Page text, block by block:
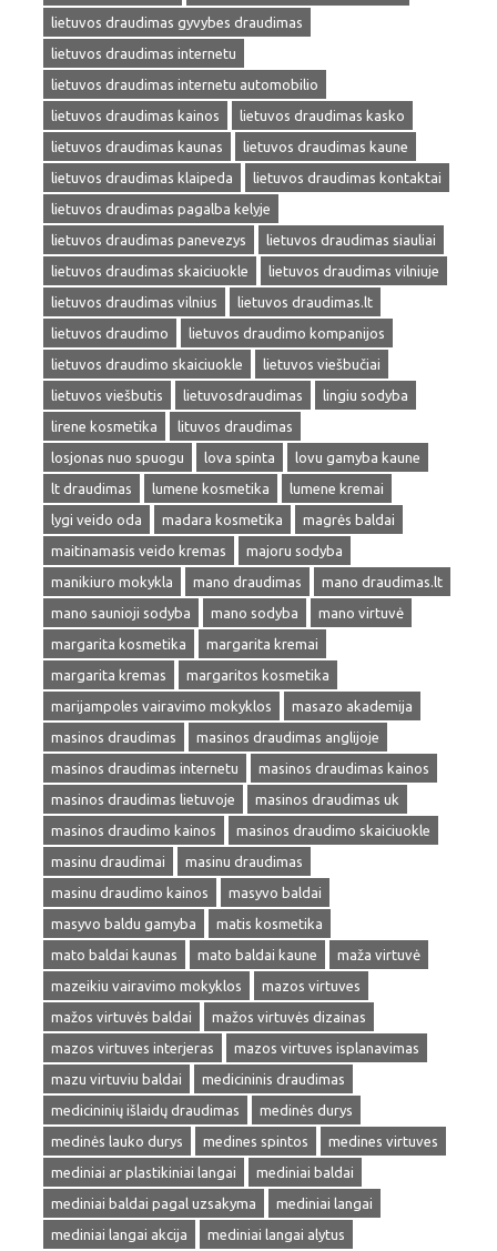
lietuvos draudimas gyvybes draudimas
lietuvos draudimas internetu
lietuvos draudimas internetu automobilio
lietuvos draudimas kainos
lietuvos draudimas kasko
lietuvos draudimas kaunas
lietuvos draudimas kaune
lietuvos draudimas klaipeda
lietuvos draudimas kontaktai
lietuvos draudimas pagalba kelyje
lietuvos draudimas panevezys
lietuvos draudimas siauliai
lietuvos draudimas skaiciuokle
lietuvos draudimas vilniuje
lietuvos draudimas vilnius
lietuvos draudimas.lt
lietuvos draudimo
lietuvos draudimo kompanijos
lietuvos draudimo skaiciuokle
lietuvos viešbučiai
lietuvos viešbutis
lietuvosdraudimas
lingiu sodyba
lirene kosmetika
lituvos draudimas
losjonas nuo spuogu
lova spinta
lovu gamyba kaune
lt draudimas
lumene kosmetika
lumene kremai
lygi veido oda
madara kosmetika
magrės baldai
maitinamasis veido kremas
majoru sodyba
manikiuro mokykla
mano draudimas
mano draudimas.lt
mano saunioji sodyba
mano sodyba
mano virtuvė
margarita kosmetika
margarita kremai
margarita kremas
margaritos kosmetika
marijampoles vairavimo mokyklos
masazo akademija
masinos draudimas
masinos draudimas anglijoje
masinos draudimas internetu
masinos draudimas kainos
masinos draudimas lietuvoje
masinos draudimas uk
masinos draudimo kainos
masinos draudimo skaiciuokle
masinu draudimai
masinu draudimas
masinu draudimo kainos
masyvo baldai
masyvo baldu gamyba
matis kosmetika
mato baldai kaunas
mato baldai kaune
maža virtuvė
mazeikiu vairavimo mokyklos
mazos virtuves
mažos virtuvės baldai
mažos virtuvės dizainas
mazos virtuves interjeras
mazos virtuves isplanavimas
mazu virtuviu baldai
medicininis draudimas
medicininių išlaidų draudimas
medinės durys
medinės lauko durys
medines spintos
medines virtuves
mediniai ar plastikiniai langai
mediniai baldai
mediniai baldai pagal uzsakyma
mediniai langai
mediniai langai akcija
mediniai langai alytus